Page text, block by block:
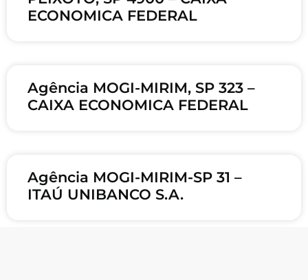
ECONOMICA FEDERAL
Agência MOGI-MIRIM, SP 323 –
CAIXA ECONOMICA FEDERAL
Agência MOGI-MIRIM-SP 31 –
ITAÚ UNIBANCO S.A.